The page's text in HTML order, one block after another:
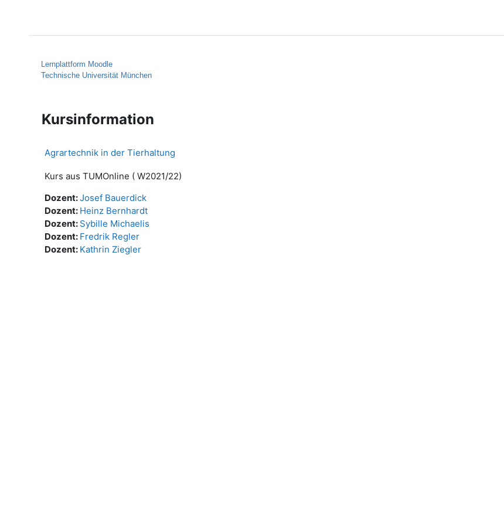
Lernplattform Moodle
Technische Universität München
Kursinformation
Agrartechnik in der Tierhaltung
Kurs aus TUMOnline ( W2021/22)
Dozent:Josef Bauerdick
Dozent: Heinz Bernhardt
Dozent: Sybille Michaelis
Dozent: Fredrik Regler
Dozent: Kathrin Ziegler